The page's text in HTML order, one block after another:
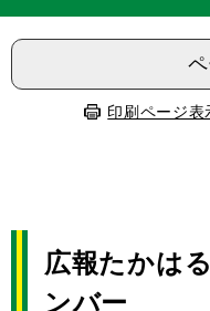
印刷ページ表
広報たかは
ンバー